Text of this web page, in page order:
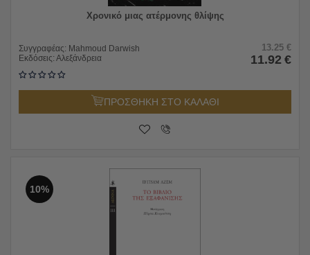
Χρονικό μιας ατέρμονης θλίψης
Συγγραφέας: Mahmoud Darwish
Εκδόσεις: Αλεξάνδρεια
13.25 €
11.92 €
ΠΡΟΣΘΗΚΗ ΣΤΟ ΚΑΛΑΘΙ
10%